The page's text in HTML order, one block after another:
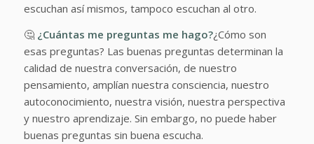
escuchan así mismos, tampoco escuchan al otro.
🤔 ¿Cuántas me preguntas me hago?¿Cómo son
esas preguntas? Las buenas preguntas determinan la
calidad de nuestra conversación, de nuestro
pensamiento, amplían nuestra consciencia, nuestro
autoconocimiento, nuestra visión, nuestra perspectiva
y nuestro aprendizaje. Sin embargo, no puede haber
buenas preguntas sin buena escucha.